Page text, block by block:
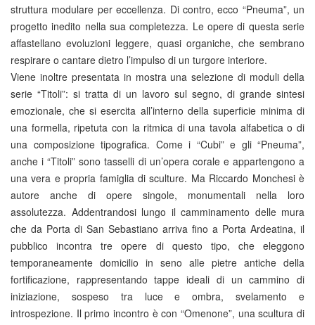
struttura modulare per eccellenza. Di contro, ecco “Pneuma”, un
progetto inedito nella sua completezza. Le opere di questa serie
affastellano evoluzioni leggere, quasi organiche, che sembrano
respirare o cantare dietro l’impulso di un turgore interiore.
Viene inoltre presentata in mostra una selezione di moduli della
serie “Titoli”: si tratta di un lavoro sul segno, di grande sintesi
emozionale, che si esercita all’interno della superficie minima di
una formella, ripetuta con la ritmica di una tavola alfabetica o di
una composizione tipografica. Come i “Cubi” e gli “Pneuma”,
anche i “Titoli” sono tasselli di un’opera corale e appartengono a
una vera e propria famiglia di sculture. Ma Riccardo Monchesi è
autore anche di opere singole, monumentali nella loro
assolutezza. Addentrandosi lungo il camminamento delle mura
che da Porta di San Sebastiano arriva fino a Porta Ardeatina, il
pubblico incontra tre opere di questo tipo, che eleggono
temporaneamente domicilio in seno alle pietre antiche della
fortificazione, rappresentando tappe ideali di un cammino di
iniziazione, sospeso tra luce e ombra, svelamento e
introspezione. Il primo incontro è con “Omenone”, una scultura di